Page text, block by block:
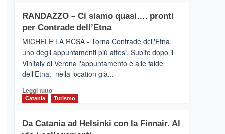
SUMMER
BOOK
CLUB
VIAGRANDE
(Ct)
–
presenta
“Vino
&
2026”.
Le
dell’enoturismo
sull’Etna
RANDAZZO – Ci siamo quasi…. pronti
per Contrade dell’Etna
MICHELE LA ROSA - Torna Contrade dell'Etna,
uno degli appuntamenti più attesi. Subito dopo il
Vinitaly di Verona l'appuntamento è alle falde
dell'Etna, nella location già...
Leggi tuttoLeggi
di
RANDAZZO
Catania Turismo
Da Catania ad Helsinki con la Finnair. Al